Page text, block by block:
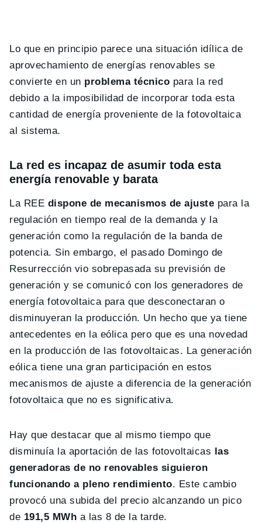
Lo que en principio parece una situación idílica de
aprovechamiento de energías renovables se
convierte en un problema técnico para la red
debido a la imposibilidad de incorporar toda esta
cantidad de energía proveniente de la fotovoltaica
al sistema.
La red es incapaz de asumir toda esta
energía renovable y barata
La REE dispone de mecanismos de ajuste para la
regulación en tiempo real de la demanda y la
generación como la regulación de la banda de
potencia. Sin embargo, el pasado Domingo de
Resurrección vio sobrepasada su previsión de
generación y se comunicó con los generadores de
energía fotovoltaica para que desconectaran o
disminuyeran la producción. Un hecho que ya tiene
antecedentes en la eólica pero que es una novedad
en la producción de las fotovoltaicas. La generación
eólica tiene una gran participación en estos
mecanismos de ajuste a diferencia de la generación
fotovoltaica que no es significativa.
Hay que destacar que al mismo tiempo que
disminuía la aportación de las fotovoltaicas las
generadoras de no renovables siguieron
funcionando a pleno rendimiento. Este cambio
provocó una subida del precio alcanzando un pico
de 191,5 MWh a las 8 de la tarde.